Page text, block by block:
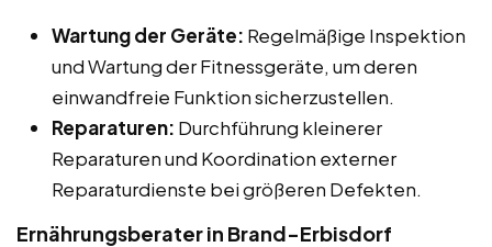
Wartung der Geräte: Regelmäßige Inspektion
und Wartung der Fitnessgeräte, um deren
einwandfreie Funktion sicherzustellen.
Reparaturen: Durchführung kleinerer
Reparaturen und Koordination externer
Reparaturdienste bei größeren Defekten.
Ernährungsberater in Brand-Erbisdorf